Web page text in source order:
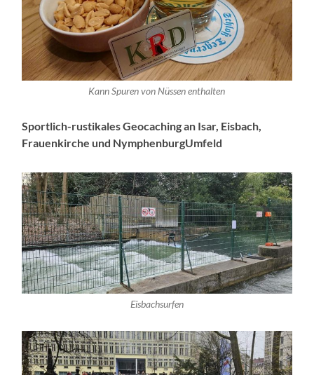
Kann Spuren von Nüssen enthalten
Sportlich-rustikales Geocaching an Isar, Eisbach,
Frauenkirche und NymphenburgUmfeld
Eisbachsurfen